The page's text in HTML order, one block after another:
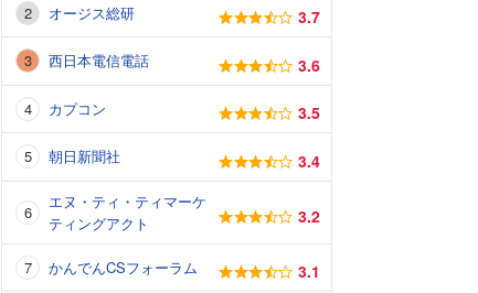
オージス総研 3.7
西日本電信電話 3.6
カプコン 3.5
朝日新聞社 3.4
エヌ・ティ・ティマーケ
ティングアクト
3.2
かんでんCSフォーラム 3.1